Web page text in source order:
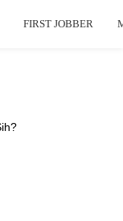
FIRST JOBBER